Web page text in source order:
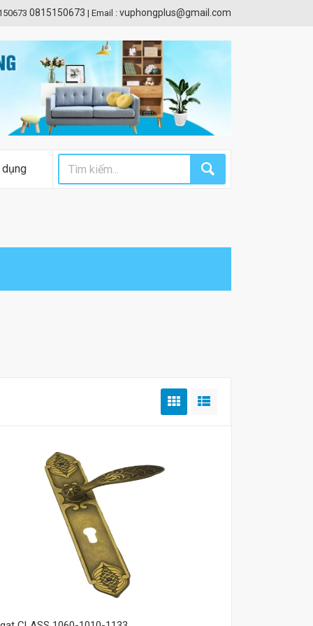
0815150673 | Email : vuphongplus@gmail.com
dụng
Mua hàng